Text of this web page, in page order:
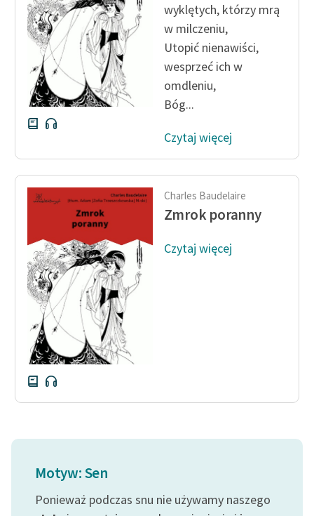
wyklętych, którzy mrą
w milczeniu,
Utopić nienawiści,
wesprzeć ich w
omdleniu,
Bóg...
Czytaj więcej
Charles Baudelaire
Zmrok poranny
Czytaj więcej
Motyw: Sen
Ponieważ podczas snu nie używamy naszego